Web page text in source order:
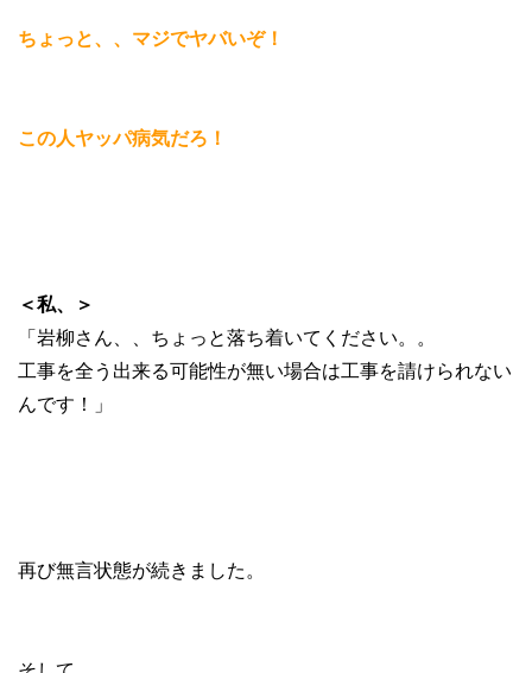
ちょっと、、マジでヤバいぞ！
この人ヤッパ病気だろ！
＜私、＞
「岩柳さん、、ちょっと落ち着いてください。。
工事を全う出来る可能性が無い場合は工事を請けられない
んです！」
再び無言状態が続きました。